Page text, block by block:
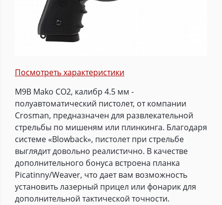
Посмотреть характеристики
M9B Mako CO2, калибр 4.5 мм -
полуавтоматический пистолет, от компании
Crosman, предназначен для развлекательной
стрельбы по мишеням или плинкинга. Благодаря
системе «Blowback», пистолет при стрельбе
выглядит довольно реалистично. В качестве
дополнительного бонуса встроена планка
Picatinny/Weaver, что дает вам возможность
установить лазерный прицел или фонарик для
дополнительной тактической точности.